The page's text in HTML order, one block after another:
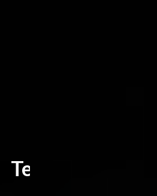
Tekijä: Suvi Syrjä